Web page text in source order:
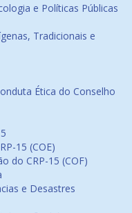
e Políticas Públicas
Tradicionais e
Ética do Conselho
15 (COE)
do CRP-15 (COF)
e Desastres